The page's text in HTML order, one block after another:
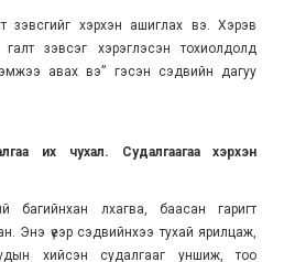
зэвсгийг хэрхэн ашиг­лах вэ. Хэрэв
зэвсэг хэрэг­лэ­сэн тохиолдолд
авах вэ” гэсэн сэдвийн дагуу
их чухал. Судалгаагаа хэрхэн
багийнхан лхагва, баа­сан гаригт
Энэ үеэр сэд­вийнхээ тухай ярилцаж,
хийсэн судалгааг уншиж, тоо